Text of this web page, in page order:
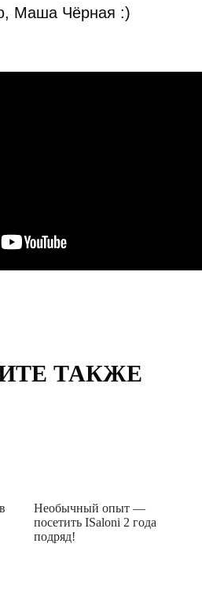
Маша Чёрная :)
ТАКЖЕ
Необычный опыт —
посетить ISaloni 2 года
подряд!